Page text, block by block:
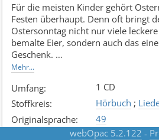
Für die meisten Kinder gehört
Festen überhaupt. Denn oft bringt
Ostersonntag nicht nur viele
bemalte Eier, sondern auch das
Geschenk.
auch ein Dreikäsehoch kann sich auf
Verstecken machen. Ein Osternest
entdecken macht Kleinkinder
grösseren Kindern das Finden
Verstecks. Und ein bisschen Hilfe
Mehr...
Umfang:
1 CD
Stoffkreis: Hörbuch ;
Originalsprache:
49
OSTE
webOpac 5.2.122 -